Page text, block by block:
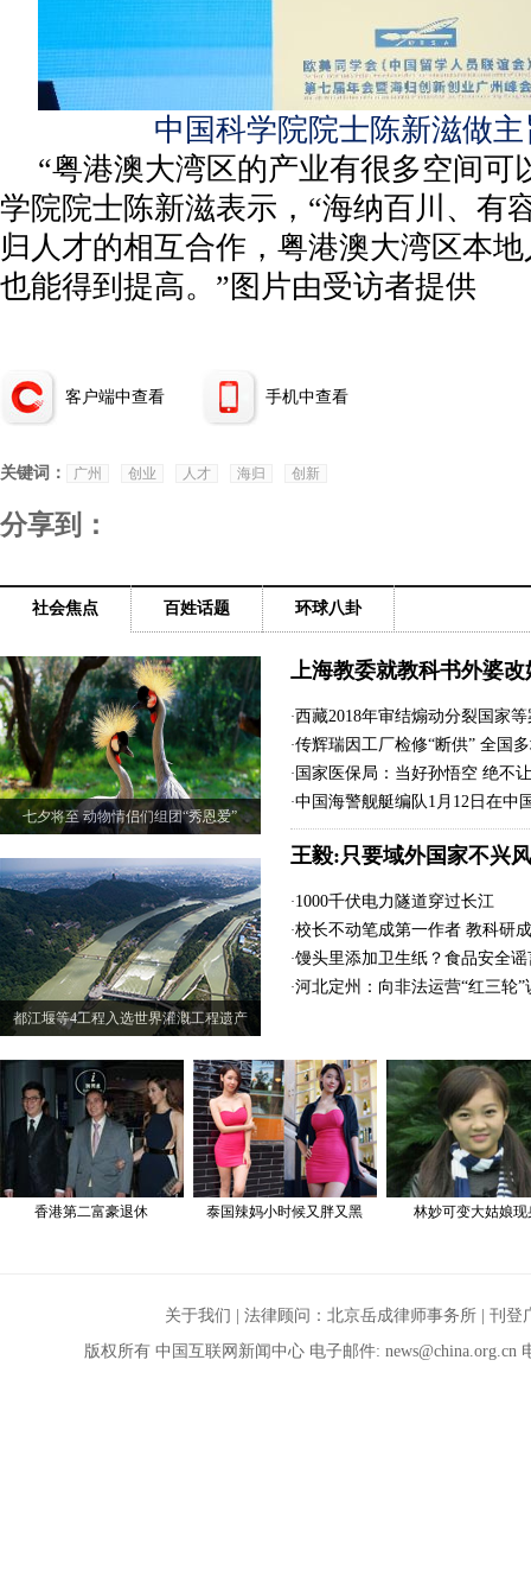
中国科学院院士陈新滋做
“粤港澳大湾区的产业有很多空间可
学院院士陈新滋表示，“海纳百川、有
归人才的相互合作，粤港澳大湾区本
也能得到提高。”图片由受访者提供
客户端中查看 手机中查看
关键词： 广州 创业 人才 海归 创新
分享到：
关于我们 | 法律顾问：北京岳成律师事务所 |刊登
版权所有 中国互联网新闻中心 电子邮件: news@china.org.cn